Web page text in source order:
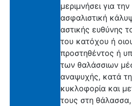
μεριμνήσει για την
ασφαλιστική
αστικής ευθύνης
του κατόχου ή
προστηθέντος ή
των θαλάσσιων
αναψυχής, κατά
κυκλοφορία και
τους στη θάλασσα,